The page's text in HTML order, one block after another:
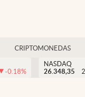
CRIPTOMONEDAS
-0.18%
NASDAQ
26.348,35